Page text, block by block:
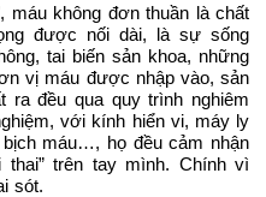
máu không đơn thuần là chất
được nối dài, là sự sống
tai biến sản khoa, những
vị máu được nhập vào, sản
ra đều qua quy trình nghiêm
với kính hiển vi, máy ly
máu…, họ đều cảm nhận
trên tay mình. Chính vì
sót.